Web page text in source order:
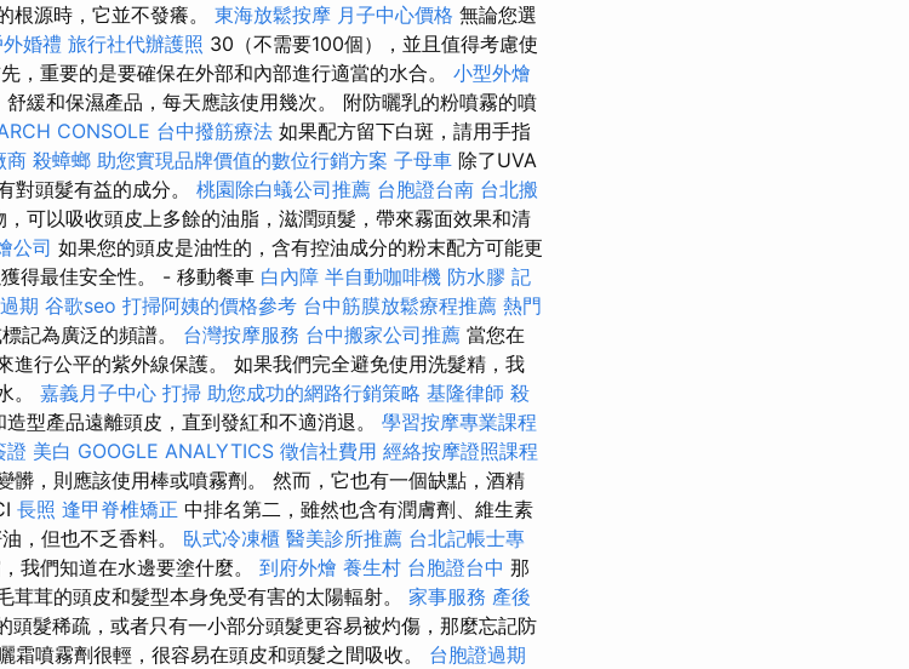
根源時，它並不發癢。 東海放鬆按摩 月子中心價格 無論您選
外婚禮 旅行社代辦護照 30（不需要100個），並且值得考慮使
，重要的是要確保在外部和內部進行適當的水合。 小型外燴
緩和保濕產品，每天應該使用幾次。 附防曬乳的粉噴霧的噴
CONSOLE 台中撥筋療法 如果配方留下白斑，請用手指
商 殺蟑螂 助您實現品牌價值的數位行銷方案 子母車 除了UVA
對頭髮有益的成分。 桃園除白蟻公司推薦 台胞證台南 台北搬
可以吸收頭皮上多餘的油脂，滋潤頭髮，帶來霧面效果和清
公司 如果您的頭皮是油性的，含有控油成分的粉末配方可能更
得最佳安全性。 - 移動餐車 白內障 半自動咖啡機 防水膠 記
期 谷歌seo 打掃阿姨的價格參考 台中筋膜放鬆療程推薦 熱門
記為廣泛的頻譜。 台灣按摩服務 台中搬家公司推薦 當您在
進行公平的紫外線保護。 如果我們完全避免使用洗髮精，我
。 嘉義月子中心 打掃 助您成功的網路行銷策略 基隆律師 殺
型產品遠離頭皮，直到發紅和不適消退。 學習按摩專業課程
證 美白 GOOGLE ANALYTICS 徵信社費用 經絡按摩證照課程
髒，則應該使用棒或噴霧劑。 然而，它也有一個缺點，酒精
長照 逢甲脊椎矯正 中排名第二，雖然也含有潤膚劑、維生素
，但也不乏香料。 臥式冷凍櫃 醫美診所推薦 台北記帳士專
我們知道在水邊要塗什麼。 到府外燴 養生村 台胞證台中 那
茸的頭皮和髮型本身免受有害的太陽輻射。 家事服務 產後
頭髮稀疏，或者只有一小部分頭髮更容易被灼傷，那麼忘記防
霜噴霧劑很輕，很容易在頭皮和頭髮之間吸收。 台胞證過期